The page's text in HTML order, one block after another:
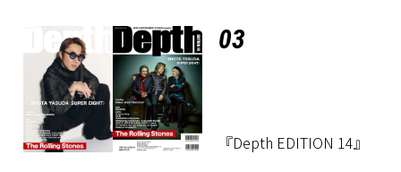
03
『Depth EDITION 14』